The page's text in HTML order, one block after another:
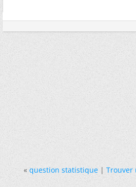
« question statistique|Trouver